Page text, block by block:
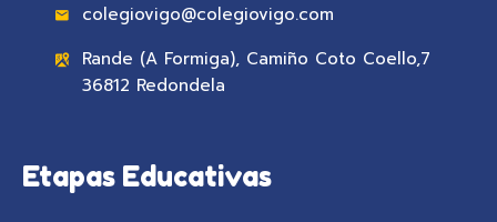
colegiovigo@colegiovigo.com
Rande (A Formiga), Camiño Coto Coello,7
36812 Redondela
Etapas Educativas